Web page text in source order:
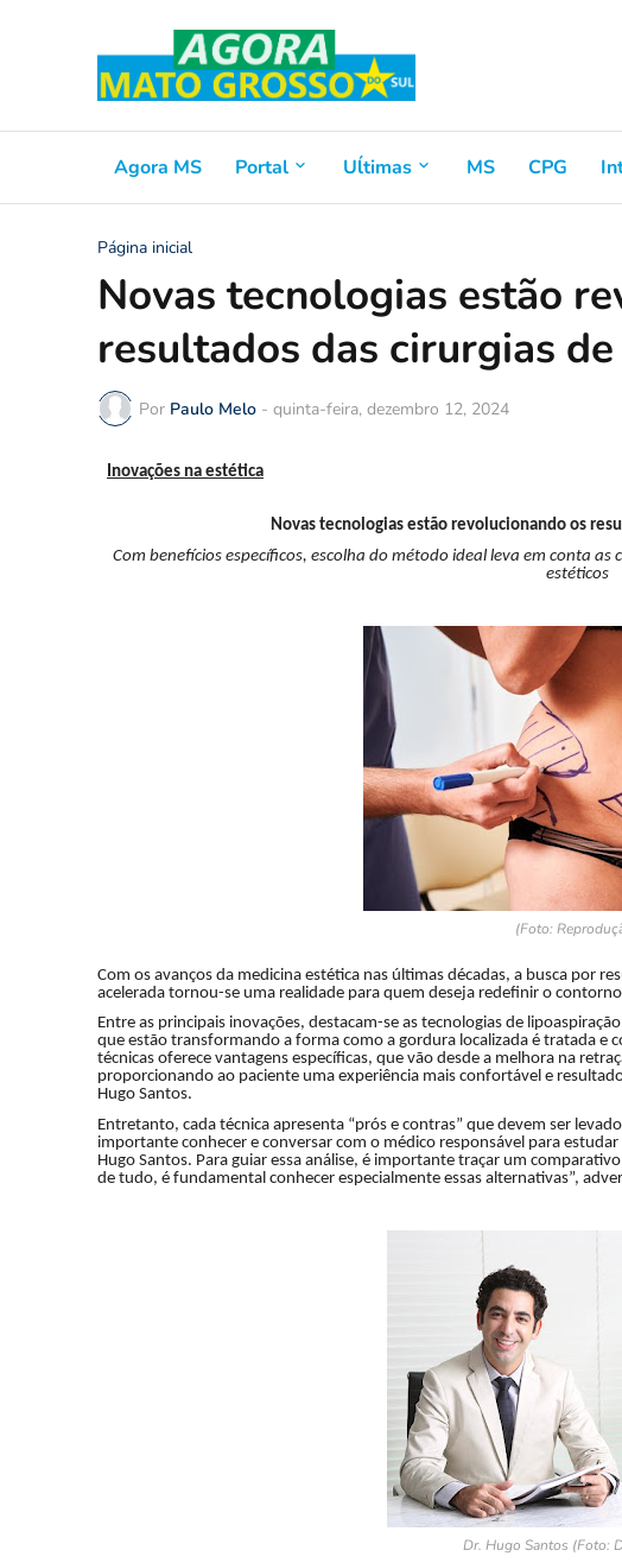
Agora MS Portal Uĺtimas MS CPG
Página inicial
Novas tecnologias estão
resultados das cirurgias
Por Paulo Melo - quinta-feira, dezembro 12, 2024
Inovações na estética
Novas tecnologias estão revolucionando os
Com benefícios específicos, escolha do método ideal leva em conta
estéticos
(Foto:
Com os avanços da medicina estética nas últimas décadas, a busca por
acelerada tornou-se uma realidade para quem deseja redefinir o
Entre as principais inovações, destacam-se as tecnologias de
que estão transformando a forma como a gordura localizada é tratada e
técnicas oferece vantagens específicas, que vão desde a melhora na
proporcionando ao paciente uma experiência mais confortável e
Hugo Santos.
Entretanto, cada técnica apresenta “prós e contras” que devem ser
importante conhecer e conversar com o médico responsável para
Hugo Santos. Para guiar essa análise, é importante traçar um
de tudo, é fundamental conhecer especialmente essas alternativas”,
Dr. Hugo Santos (Foto: